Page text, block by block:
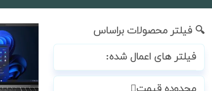
🔍 فیلتر محصولات براساس
فیلتر های اعمال شده: